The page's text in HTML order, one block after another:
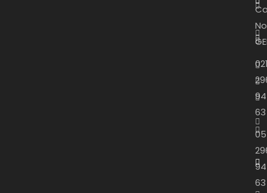
94
63
94
63